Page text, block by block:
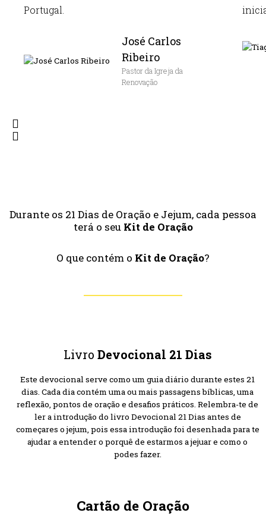
Portugal.
José Carlos
Ribeiro
Pastor da Igreja da
Renovação
Durante os 21 Dias de Oração e Jejum, cada pessoa
terá o seu Kit de Oração
O que contém o Kit de Oração?
Livro Devocional 21 Dias
Este devocional serve como um guia diário durante estes 21
dias. Cada dia contém uma ou mais passagens bíblicas, uma
reflexão, pontos de oração e desafios práticos. Relembra-te de
ler a introdução do livro Devocional 21 Dias antes de
começares o jejum, pois essa introdução foi desenhada para te
ajudar a entender o porquê de estarmos a jejuar e como o
podes fazer.
Cartão de Oração